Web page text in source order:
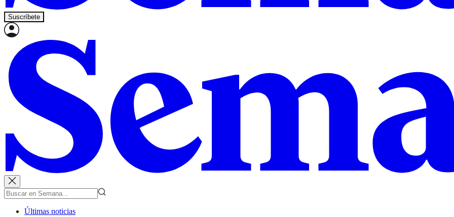
Suscríbete
Últimas noticias